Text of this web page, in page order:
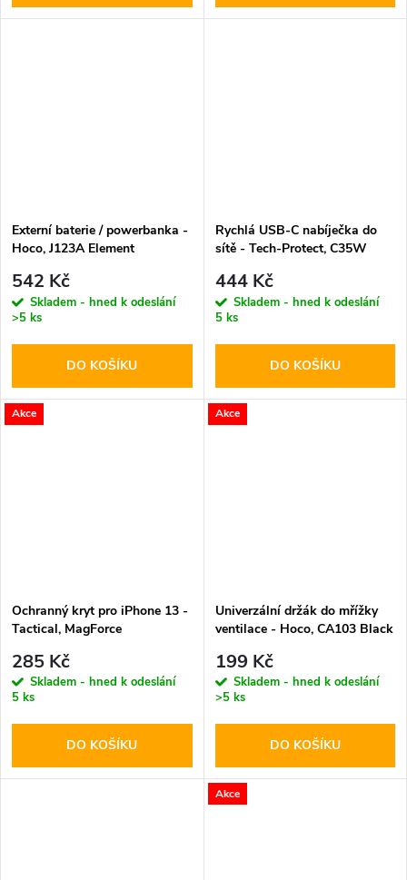
Externí baterie / powerbanka -
Hoco, J123A Element
542 Kč
Skladem - hned k odeslání
>5 ks
DO KOŠÍKU
Rychlá USB-C nabíječka do
sítě - Tech-Protect, C35W
444 Kč
Skladem - hned k odeslání
5 ks
DO KOŠÍKU
Akce
Ochranný kryt pro iPhone 13 -
Tactical, MagForce
285 Kč
Skladem - hned k odeslání
5 ks
DO KOŠÍKU
Akce
Univerzální držák do mřížky
ventilace - Hoco, CA103 Black
199 Kč
Skladem - hned k odeslání
>5 ks
DO KOŠÍKU
Akce